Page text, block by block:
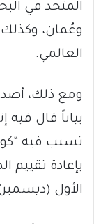
المتحد في
وعُمان،
العالمي.
ومع ذلك، أصدر
بياناً قال
بإعادة تقييم
الأول